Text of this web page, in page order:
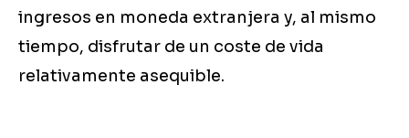
ingresos en moneda extranjera y, al mismo
tiempo, disfrutar de un coste de vida
relativamente asequible.